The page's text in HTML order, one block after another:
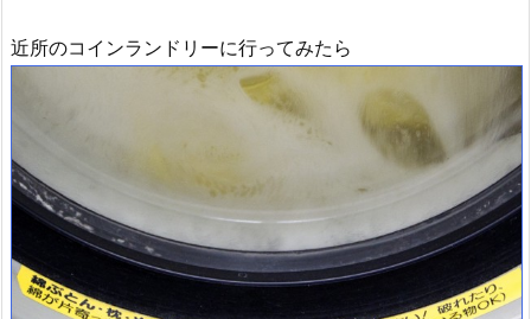
近所のコインランドリーに行ってみたら